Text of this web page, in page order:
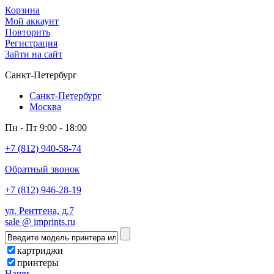
Корзина
Мой аккаунт
Повторить
Регистрация
Зайти на сайт
Санкт-Петербург
Санкт-Петербург
Москва
Пн - Пт 9:00 - 18:00
+7 (812) 940-58-74
Обратный звонок
+7 (812) 946-28-19
ул. Рентгена, д.7
sale @ imprints.ru
картриджи
принтеры